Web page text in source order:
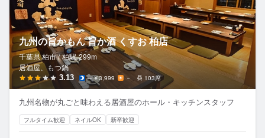
検索履歴・保存した条件
応募履歴
WEB履歴書
スカウト・メルマガ受信設定
ヘルプ・お問い合わせフォーム
九州の旨かもん 旨か酒 くすお 柏店
千葉県 柏市 / 柏駅 299m
居酒屋、もつ鍋
3.13 ～￥3,999 － 103席
九州名物が丸ごと味わえる居酒屋のホール・キッチンスタッフ
フルタイム歓迎 ネイルOK 新卒歓迎